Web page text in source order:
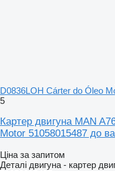
D0836LOH Cárter do Óleo
5
Картер двигуна MAN
Motor 51058015487 до
Ціна за запитом
Деталі двигуна - картер